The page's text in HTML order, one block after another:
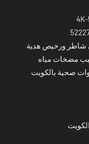
شاطر ورخيص هدية
مضخات مياه
صحية بالكويت